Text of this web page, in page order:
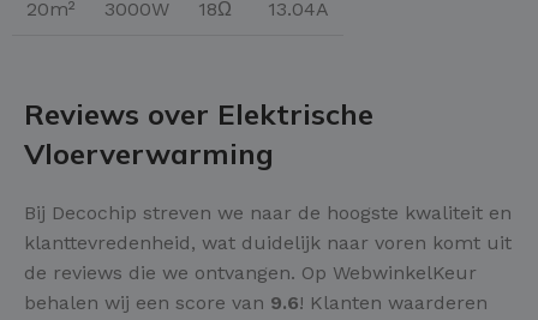
20m² 3000W 18Ω 13.04A
Reviews over Elektrische
Vloerverwarming
Bij Decochip streven we naar de hoogste kwaliteit en
klanttevredenheid, wat duidelijk naar voren komt uit
de reviews die we ontvangen. Op WebwinkelKeur
behalen wij een score van 9.6! Klanten waarderen